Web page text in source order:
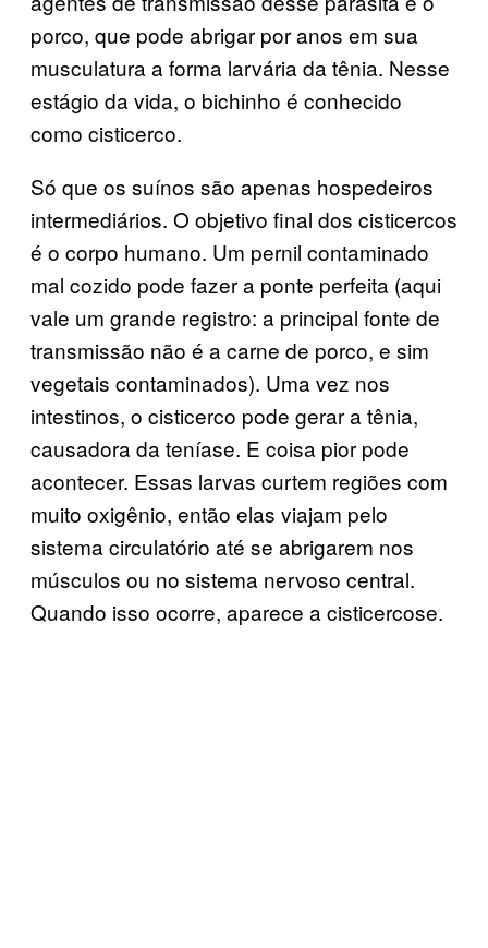
porco, que pode abrigar por anos em sua
musculatura a forma larvária da tênia. Nesse
estágio da vida, o bichinho é conhecido
como cisticerco.
Só que os suínos são apenas hospedeiros
intermediários. O objetivo final dos cisticercos
é o corpo humano. Um pernil contaminado
mal cozido pode fazer a ponte perfeita (aqui
vale um grande registro: a principal fonte de
transmissão não é a carne de porco, e sim
vegetais contaminados). Uma vez nos
intestinos, o cisticerco pode gerar a tênia,
causadora da teníase. E coisa pior pode
acontecer. Essas larvas curtem regiões com
muito oxigênio, então elas viajam pelo
sistema circulatório até se abrigarem nos
músculos ou no sistema nervoso central.
Quando isso ocorre, aparece a cisticercose.